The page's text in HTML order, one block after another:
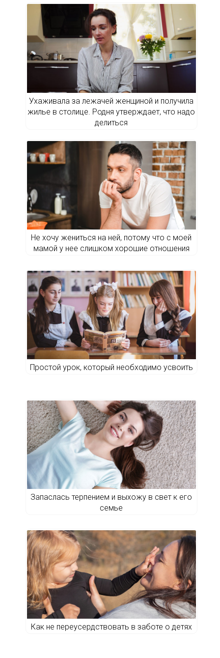
Ухаживала за лежачей женщиной и получила
жилье в столице. Родня утверждает, что надо
делиться
Не хочу жениться на ней, потому что с моей
мамой у нее слишком хорошие отношения
Простой урок, который необходимо усвоить
Запаслась терпением и выхожу в свет к его
семье
Как не переусердствовать в заботе о детях